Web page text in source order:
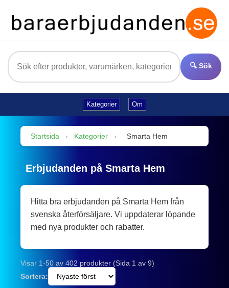
🔍 Sök
Kategorier Om
Startsida › Kategorier › Smarta Hem
Erbjudanden på Smarta Hem
Hitta bra erbjudanden på Smarta Hem från
svenska återförsäljare. Vi uppdaterar löpande
med nya produkter och rabatter.
Visar 1-50 av 402 produkter (Sida 1 av 9)
Sortera: